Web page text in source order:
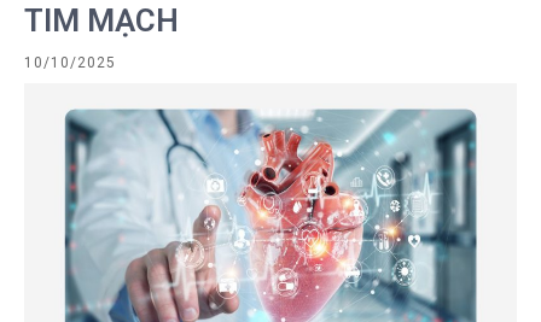
TIM MẠCH
10/10/2025